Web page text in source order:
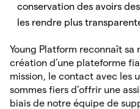
conservation des avoirs
les rendre plus
Young Platform reconnaît sa
création d’une plateforme
mission, le contact avec les
sommes fiers d’offrir une
biais de notre équipe de